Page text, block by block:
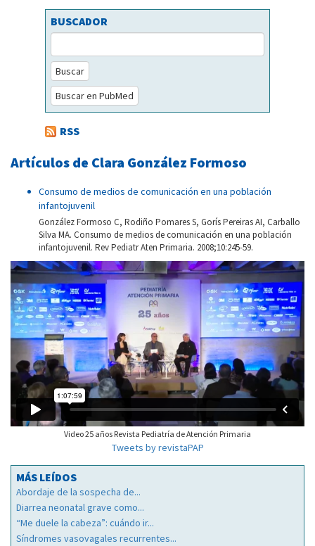
BUSCADOR
Buscar
Buscar en PubMed
RSS
Artículos de Clara González Formoso
Consumo de medios de comunicación en una población
infantojuvenil
González Formoso C, Rodiño Pomares S, Gorís Pereiras AI, Carballo
Silva MA. Consumo de medios de comunicación en una población
infantojuvenil. Rev Pediatr Aten Primaria. 2008;10:245-59.
Video 25 años Revista Pediatría de Atención Primaria
Tweets by revistaPAP
MÁS LEÍDOS
Abordaje de la sospecha de...
Diarrea neonatal grave como...
“Me duele la cabeza”: cuándo ir...
Síndromes vasovagales recurrentes...